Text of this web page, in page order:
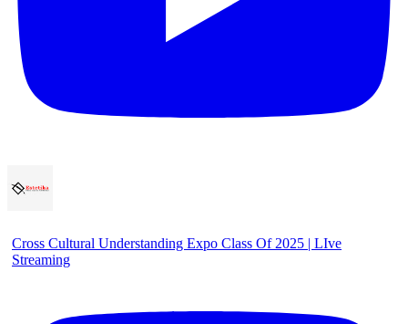
Cross Cultural Understanding Expo Class Of 2025 | LIve
Streaming